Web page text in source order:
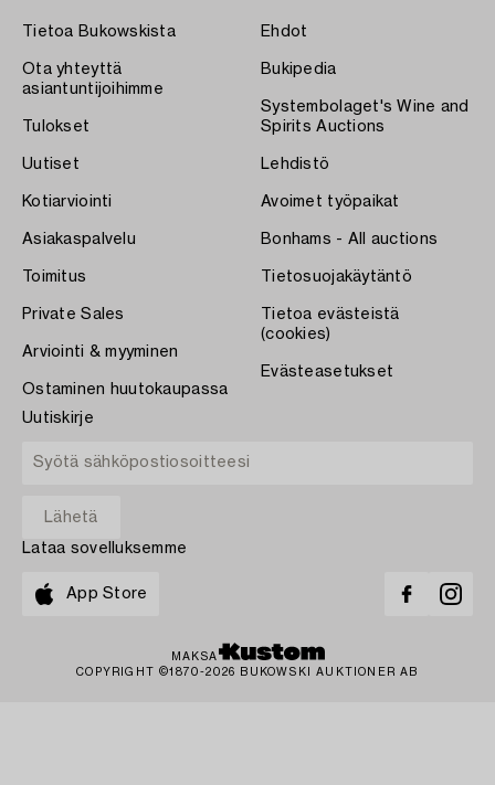
Tietoa Bukowskista
Ota yhteyttä
asiantuntijoihimme
Tulokset
Uutiset
Kotiarviointi
Asiakaspalvelu
Toimitus
Private Sales
Arviointi & myyminen
Ostaminen huutokaupassa
Ehdot
Bukipedia
Systembolaget's Wine and
Spirits Auctions
Lehdistö
Avoimet työpaikat
Bonhams - All auctions
Tietosuojakäytäntö
Tietoa evästeistä
(cookies)
Evästeasetukset
Uutiskirje
Lataa sovelluksemme
App Store
MAKSA
COPYRIGHT ©1870-2026 BUKOWSKI AUKTIONER AB